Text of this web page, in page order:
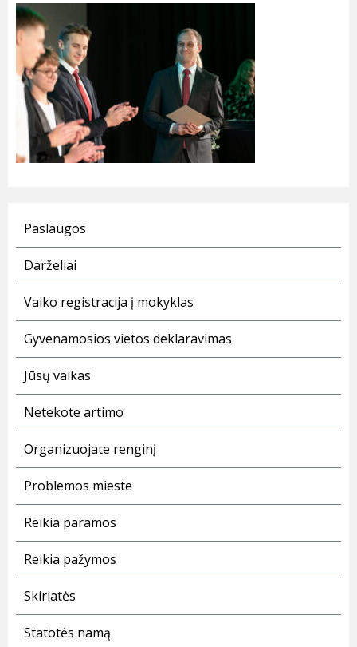
Paslaugos
Darželiai
Vaiko registracija į mokyklas
Gyvenamosios vietos deklaravimas
Jūsų vaikas
Netekote artimo
Organizuojate renginį
Problemos mieste
Reikia paramos
Reikia pažymos
Skiriatės
Statotės namą